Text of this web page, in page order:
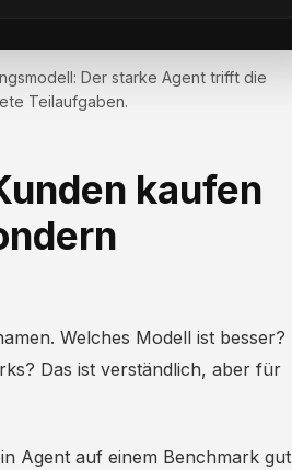
Der starke Agent trifft die
Teilaufgaben.
kaufen
Welches Modell ist besser?
Das ist verständlich, aber für
Agent auf einem Benchmark gut